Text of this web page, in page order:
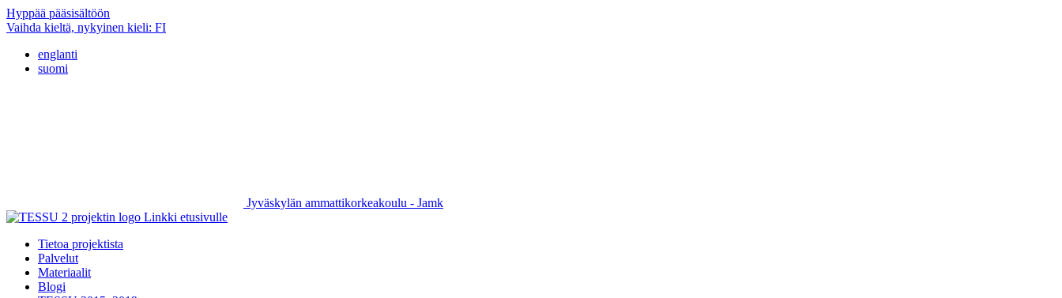
Hyppää pääsisältöön
Vaihda kieltä, nykyinen kieli: FI
englanti
suomi
Jyväskylän ammattikorkeakoulu - Jamk
Linkki etusivulle
Tietoa projektista
Palvelut
Materiaalit
Blogi